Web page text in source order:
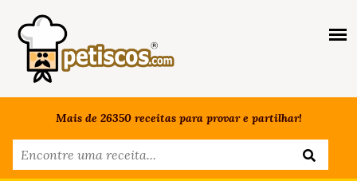
Mais de 26350 receitas para provar e partilhar!